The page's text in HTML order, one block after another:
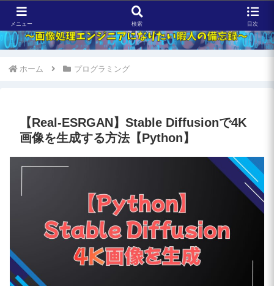
ホーム プログラミング
【Real-ESRGAN】Stable Diffusionで4K
画像を生成する方法【Python】
メニュー 検索 目次